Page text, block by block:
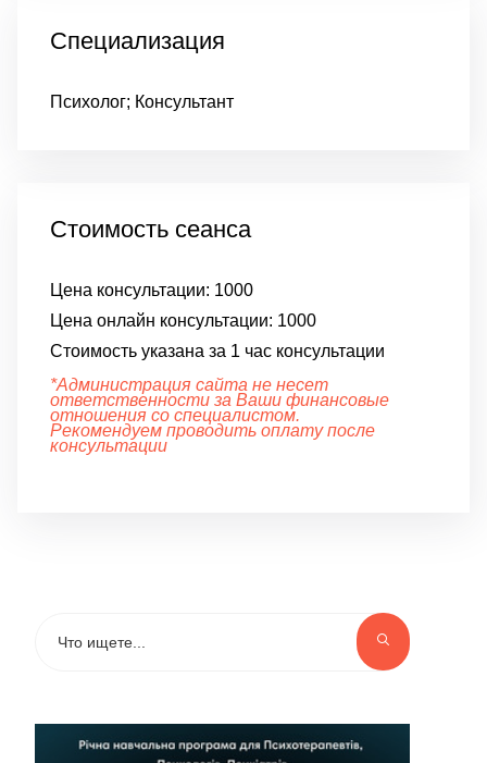
Специализация
Психолог; Консультант
Стоимость сеанса
Цена консультации: 1000
Цена онлайн консультации: 1000
Стоимость указана за 1 час консультации
*Администрация сайта не несет
ответственности за Ваши финансовые
отношения со специалистом.
Рекомендуем проводить оплату после
консультации